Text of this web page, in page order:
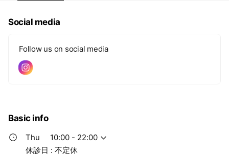
Social media
Follow us on social media
Basic info
Thu
10:00 - 22:00
休診日 : 不定休